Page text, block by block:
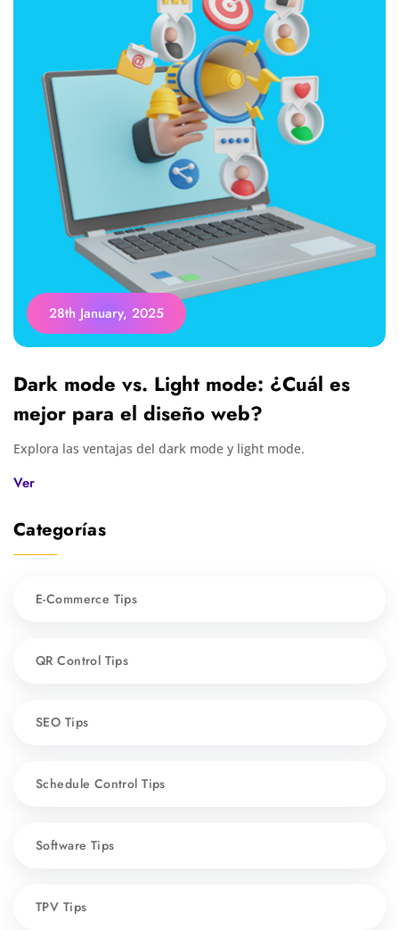
28th January, 2025
Dark mode vs. Light mode: ¿Cuál es
mejor para el diseño web?
Explora las ventajas del dark mode y light mode.
Ver
Categorías
E-Commerce Tips
QR Control Tips
SEO Tips
Schedule Control Tips
Software Tips
TPV Tips